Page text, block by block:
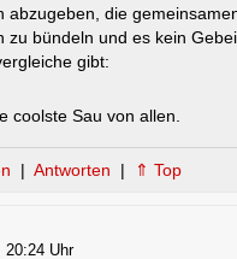
abzugeben, die
zu bündeln und es kein
gibt:
coolste Sau von allen.
| Antworten | ⇑ Top
20:24 Uhr